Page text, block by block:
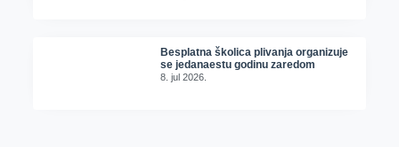
Besplatna školica plivanja organizuje
se jedanaestu godinu zaredom
8. jul 2026.